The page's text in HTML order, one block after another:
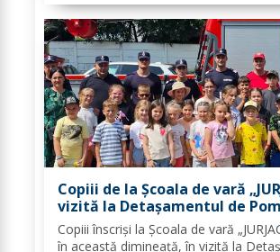
Copiii de la Școala de vară
vizită la Detașamentul de
Dorohoi - FOTO
Copiii înscriși la Școala de vară
în această dimineață, în vizită la